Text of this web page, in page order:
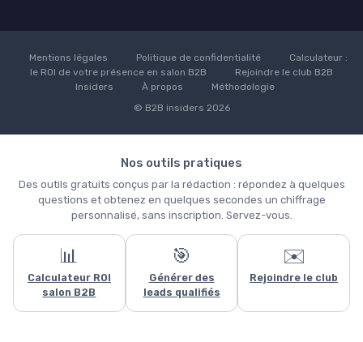
Mentions légales Politique de confidentialité
Calculateur :
le ROI de votre présence en salon B2B
Rejoindre le club B2B
Insiders
À propos
Méthodologie
© B2B insiders 2026
Nos outils pratiques
Des outils gratuits conçus par la rédaction : répondez à quelques
questions et obtenez en quelques secondes un chiffrage
personnalisé, sans inscription. Servez-vous.
📊
Calculateur ROI
salon B2B
🎯
Générer des
leads qualifiés
✉️
Rejoindre le club
Ce site utilise des cookies et vous donne le contrôle sur ceux que
vous souhaitez activer
Tout accepter Personnaliser